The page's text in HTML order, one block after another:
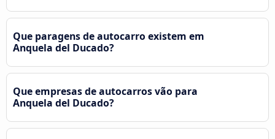
Que paragens de autocarro existem em
Anquela del Ducado?
Que empresas de autocarros vão para
Anquela del Ducado?